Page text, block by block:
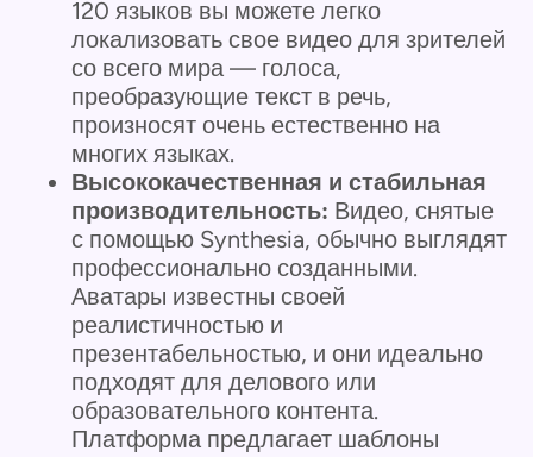
120 языков вы можете легко
локализовать свое видео для зрителей
со всего мира — голоса,
преобразующие текст в речь,
произносят очень естественно на
многих языках.
Высококачественная и стабильная
производительность: Видео, снятые
с помощью Synthesia, обычно выглядят
профессионально созданными.
Аватары известны своей
реалистичностью и
презентабельностью, и они идеально
подходят для делового или
образовательного контента.
Платформа предлагает шаблоны